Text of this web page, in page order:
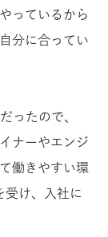
っているから
分に合ってい
ったので、
ナーやエンジ
働きやすい環
け、入社に